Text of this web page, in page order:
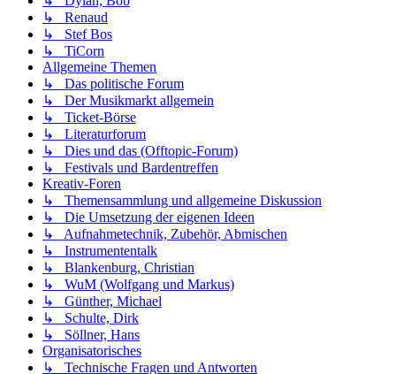
↳ Renaud
↳ Stef Bos
↳ TiCorn
Allgemeine Themen
↳ Das politische Forum
↳ Der Musikmarkt allgemein
↳ Ticket-Börse
↳ Literaturforum
↳ Dies und das (Offtopic-Forum)
↳ Festivals und Bardentreffen
Kreativ-Foren
↳ Themensammlung und allgemeine Diskussion
↳ Die Umsetzung der eigenen Ideen
↳ Aufnahmetechnik, Zubehör, Abmischen
↳ Instrumententalk
↳ Blankenburg, Christian
↳ WuM (Wolfgang und Markus)
↳ Günther, Michael
↳ Schulte, Dirk
↳ Söllner, Hans
Organisatorisches
↳ Technische Fragen und Antworten